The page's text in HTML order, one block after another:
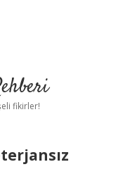
fikirler!